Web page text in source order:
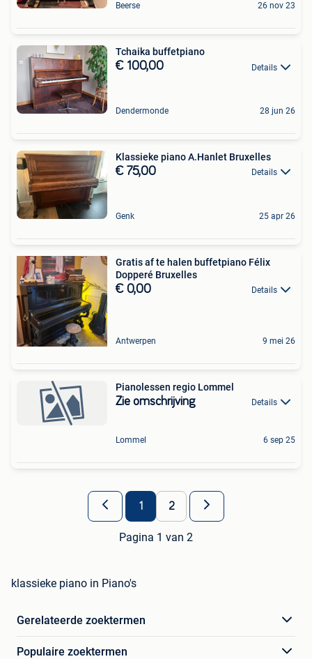
Beerse 26 nov 23
Tchaika buffetpiano
€ 100,00 Details
Dendermonde 28 jun 26
Klassieke piano A.Hanlet Bruxelles
€ 75,00 Details
Genk 25 apr 26
Gratis af te halen buffetpiano Félix
Dopperé Bruxelles
€ 0,00 Details
Antwerpen 9 mei 26
Pianolessen regio Lommel
Zie omschrijving Details
Lommel 6 sep 25
1 2
Pagina 1 van 2
klassieke piano in Piano's
Gerelateerde zoektermen
Populaire zoektermen